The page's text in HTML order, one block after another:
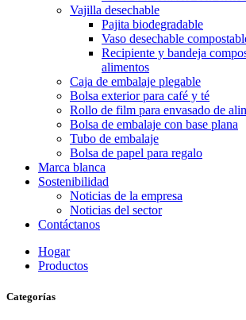
Vajilla desechable
Pajita biodegradable
Vaso desechable
Recipiente y bandeja
alimentos
Caja de embalaje plegable
Bolsa exterior para café y té
Rollo de film para envasado de
Bolsa de embalaje con base plana
Tubo de embalaje
Bolsa de papel para regalo
Marca blanca
Sostenibilidad
Noticias de la empresa
Noticias del sector
Contáctanos
Hogar
Productos
Categorías